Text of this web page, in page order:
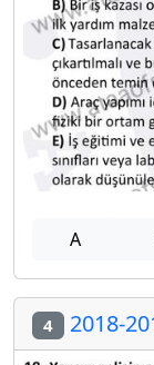
A
4 2018-